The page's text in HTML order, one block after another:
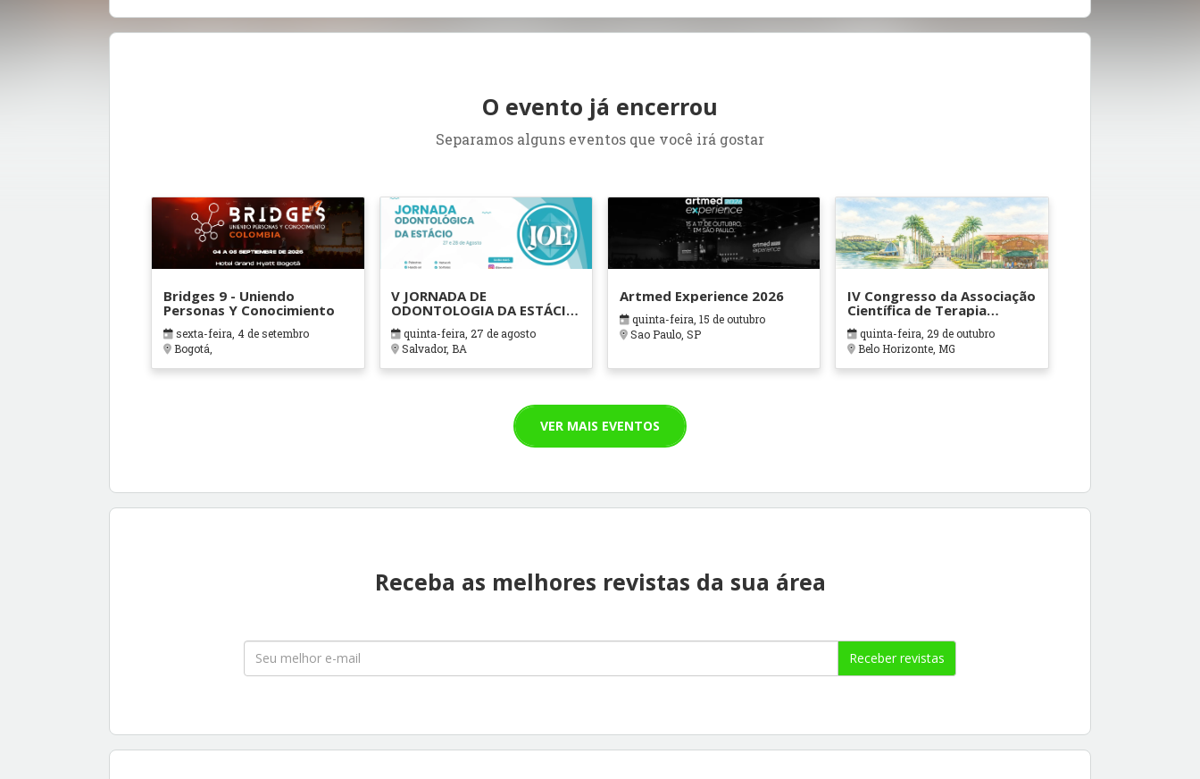
O evento já encerrou
Separamos alguns eventos que você irá gostar
Bridges 9 - Uniendo
Personas Y Conocimiento
sexta-feira, 4 de setembro
Bogotá,
V JORNADA DE
ODONTOLOGIA DA ESTÁCIO
BAHIA
quinta-feira, 27 de agosto
Salvador, BA
Artmed Experience 2026
quinta-feira, 15 de outubro
Sao Paulo, SP
IV Congresso da Associação
Científica de Terapia
Ocupacional em Contextos
Hospitalares e Cuidados
Paliativos - ATOHOSP
quinta-feira, 29 de outubro
Belo Horizonte, MG
VER MAIS EVENTOS
Receba as melhores revistas da sua área
Receber revistas